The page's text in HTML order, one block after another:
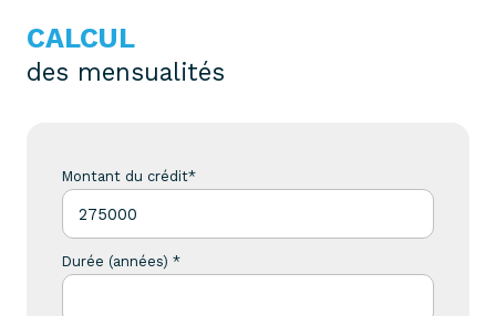
CALCUL
des mensualités
Montant du crédit*
Durée (années) *